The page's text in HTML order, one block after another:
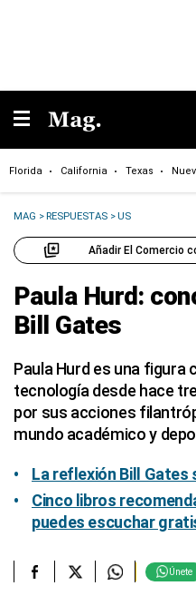
Florida California Texas
MAG >RESPUESTAS >US
Añadir El Comercio
Paula Hurd:
Bill Gates
Paula Hurd es una figura
tecnología desde hace
por sus acciones
mundo académico y
La reflexión Bill Gates
Cinco libros
puedes escuchar
Únete